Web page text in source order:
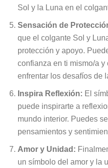
Sol y la Luna en el
Sensación de
que el colgante Sol y
protección y apoyo.
confianza en ti mismo/a
enfrentar los desafíos de
Inspira Reflexión: El
puede inspirarte a
mundo interior. Puedes
pensamientos y
Amor y Unidad:
un símbolo del amor y la